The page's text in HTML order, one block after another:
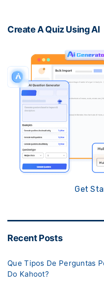
Create A Quiz Using AI
Get
Recent Posts
Que Tipos De Perguntas
Do Kahoot?